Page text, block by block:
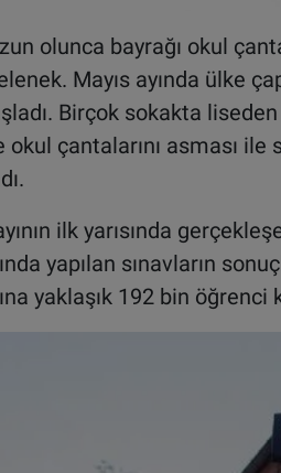
olunca bayrağı okul
Mayıs ayında ülke
Birçok sokakta
okul çantalarını asması
ilk yarısında
yapılan sınavların
yaklaşık 192 bin öğrenci